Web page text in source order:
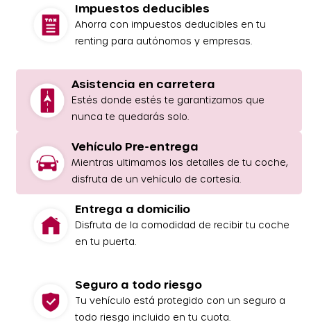
Impuestos deducibles
Ahorra con impuestos deducibles en tu
renting para autónomos y empresas.
Asistencia en carretera
Estés donde estés te garantizamos que
nunca te quedarás solo.
Vehículo Pre-entrega
Mientras ultimamos los detalles de tu coche,
disfruta de un vehículo de cortesía.
Entrega a domicilio
Disfruta de la comodidad de recibir tu coche
en tu puerta.
Seguro a todo riesgo
Tu vehículo está protegido con un seguro a
todo riesgo incluido en tu cuota.